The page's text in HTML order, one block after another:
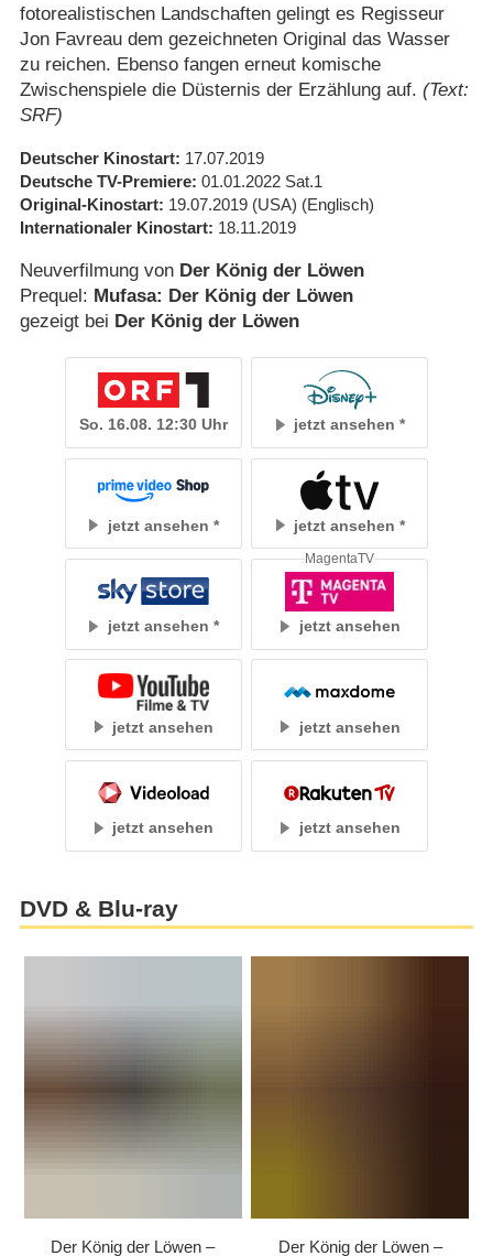
fotorealistischen Landschaften gelingt es Regisseur
Jon Favreau dem gezeichneten Original das Wasser
zu reichen. Ebenso fangen erneut komische
Zwischenspiele die Düsternis der Erzählung auf. (Text:
SRF)
Deutscher Kinostart 17.07.2019
Deutsche TV-Premiere 01.01.2022 Sat.1
Original-Kinostart 19.07.2019 (USA) (Englisch)
Internationaler Kinostart 18.11.2019
Neuverfilmung von Der König der Löwen
Prequel: Mufasa: Der König der Löwen
gezeigt bei Der König der Löwen
So. 16.08. 12:30 Uhr jetzt ansehen
jetzt ansehen jetzt ansehen
jetzt ansehen jetzt ansehen
MagentaTV
jetzt ansehen jetzt ansehen
jetzt ansehen jetzt ansehen
DVD & Blu-ray
Der König der Löwen – Der König der Löwen –